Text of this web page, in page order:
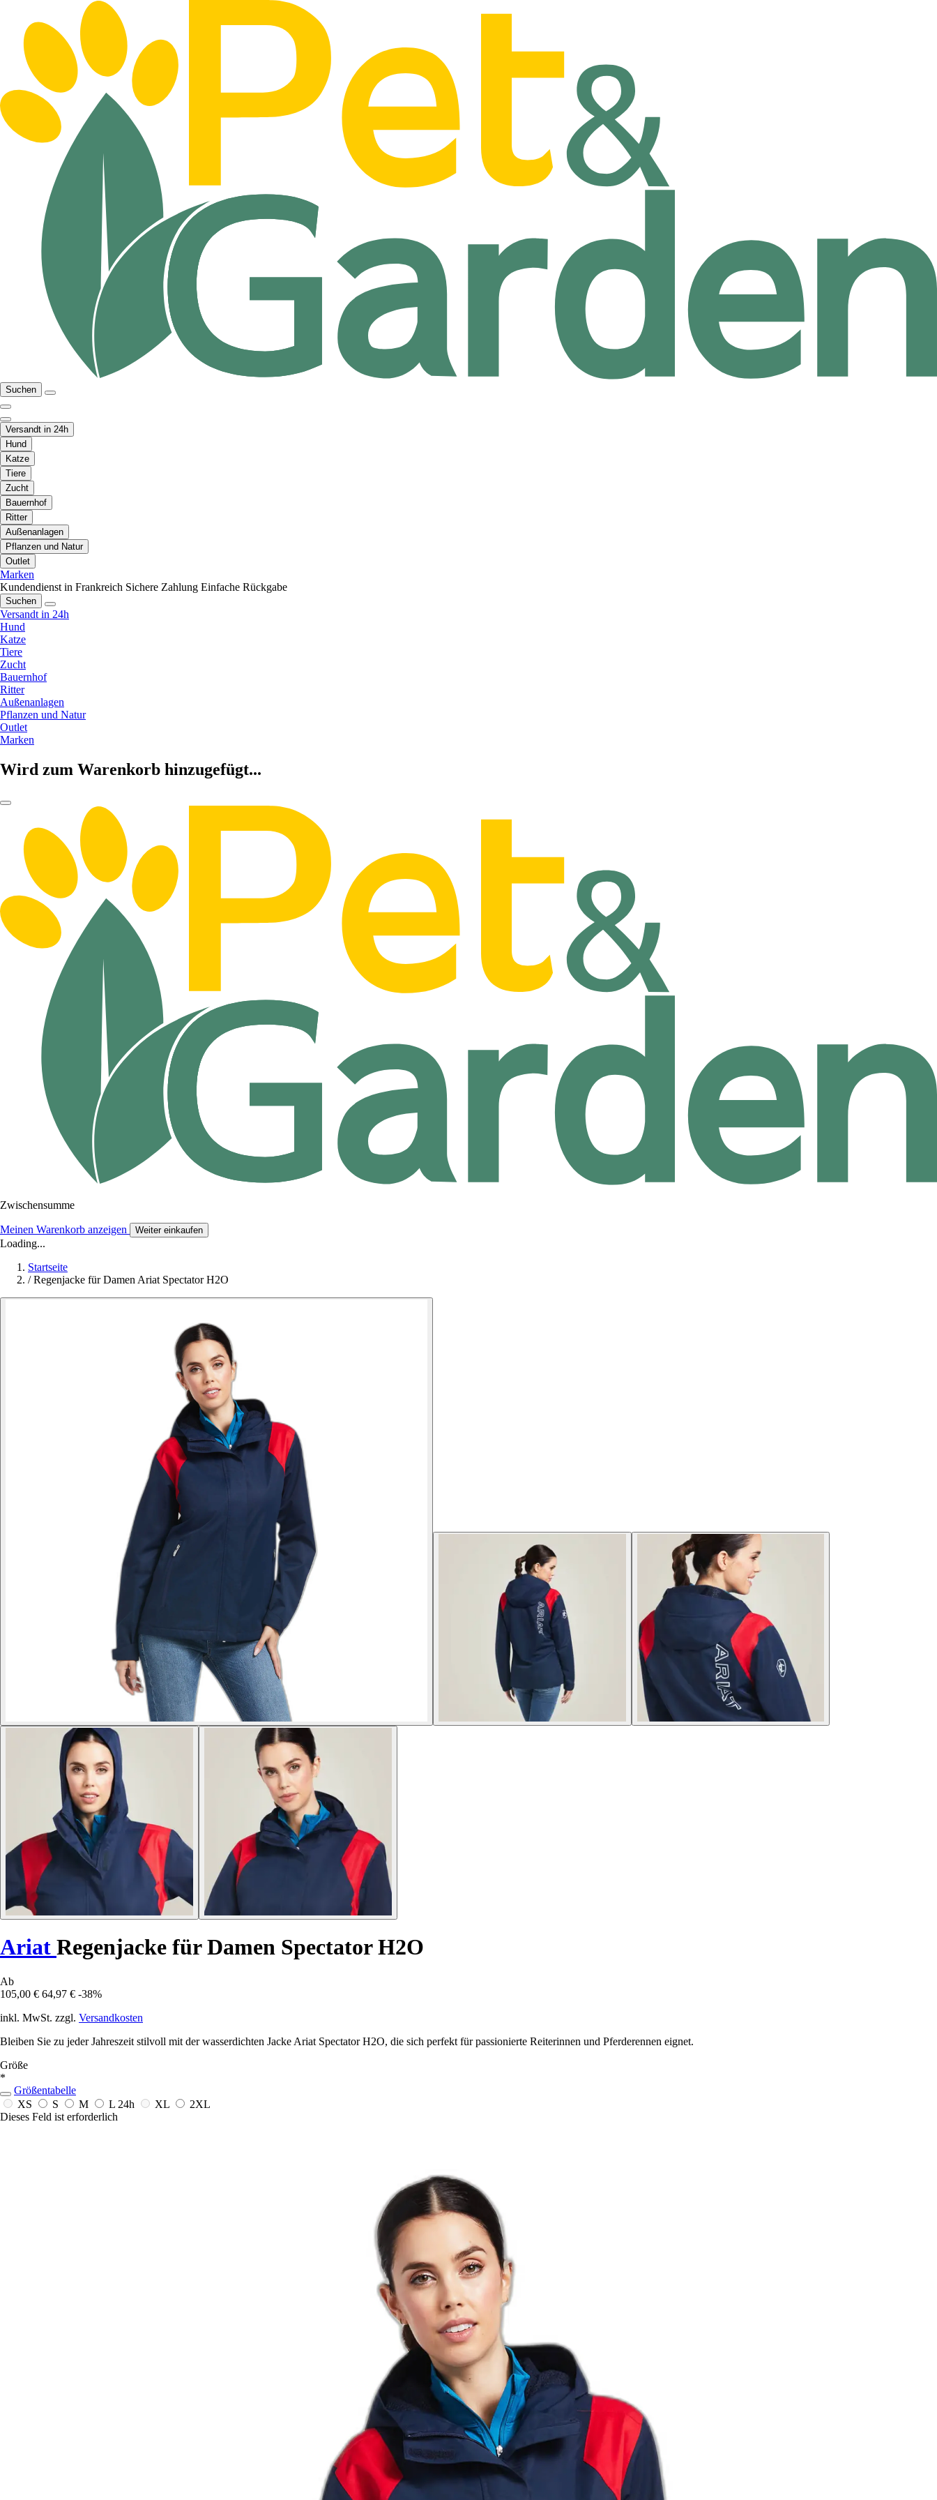
Suchen
Versandt in 24h
Hund
Katze
Tiere
Zucht
Bauernhof
Ritter
Außenanlagen
Pflanzen und Natur
Outlet
Marken
Kundendienst in Frankreich Sichere Zahlung Einfache Rückgabe
Suchen
Versandt in 24h
Hund
Katze
Tiere
Zucht
Bauernhof
Ritter
Außenanlagen
Pflanzen und Natur
Outlet
Marken
Wird zum Warenkorb hinzugefügt...
Zwischensumme
Meinen Warenkorb anzeigen Weiter einkaufen
Loading...
Startseite
/ Regenjacke für Damen Ariat Spectator H2O
Ariat Regenjacke für Damen Spectator H2O
Ab
105,00 € 64,97 € -38%
inkl. MwSt. zzgl. Versandkosten
Bleiben Sie zu jeder Jahreszeit stilvoll mit der wasserdichten Jacke Ariat Spectator H2O, die sich perfekt für passionierte Reiterinnen und Pferderennen eignet.
Größe
*
Größentabelle
XS
S M L 24h XL
2XL
Dieses Feld ist erforderlich